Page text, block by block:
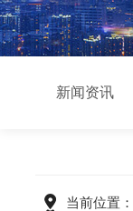
新闻资讯
当前位置：